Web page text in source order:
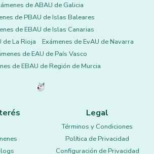
de ABAU de Galicia
de PBAU de Islas Baleares
de EBAU de Islas Canarias
de La Rioja
Exámenes de EvAU de Navarra
de EAU de País Vasco
de EBAU de Región de Murcia
Legal
Términos y Condiciones
Política de Privacidad
Configuración de Privacidad